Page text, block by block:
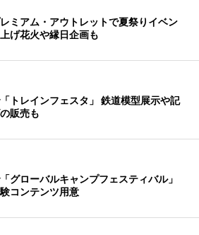
ミアム・アウトレットで夏祭りイベン
げ花火や縁日企画も
トレインフェスタ」 鉄道模型展示や記
販売も
グローバルキャンプフェスティバル」
コンテンツ用意